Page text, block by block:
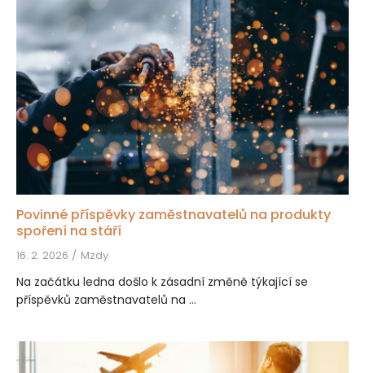
Povinné příspěvky zaměstnavatelů na produkty
spoření na stáří
16. 2. 2026 Mzdy
Na začátku ledna došlo k zásadní změně týkající se
příspěvků zaměstnavatelů na ...